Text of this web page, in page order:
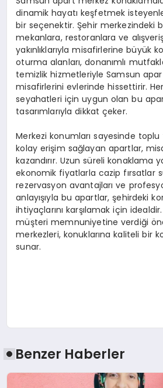
dinamik hayatı keşfetmek
bir seçenektir. Şehir merkezindeki
mekanlara, restoranlara ve
yakınlıklarıyla misafirlerine büyük
oturma alanları, donanımlı
temizlik hizmetleriyle Samsun
misafirlerini evlerinde hissettirir.
seyahatleri için uygun olan bu
tasarımlarıyla dikkat çeker.
Merkezi konumları sayesinde toplu
kolay erişim sağlayan apartlar,
kazandırır. Uzun süreli konaklama
ekonomik fiyatlarla cazip fırsatlar
rezervasyon avantajları ve
anlayışıyla bu apartlar, şehirdeki
ihtiyaçlarını karşılamak için
müşteri memnuniyetine verdiği
merkezleri, konuklarına kaliteli bir
sunar.
Benzer Haberler